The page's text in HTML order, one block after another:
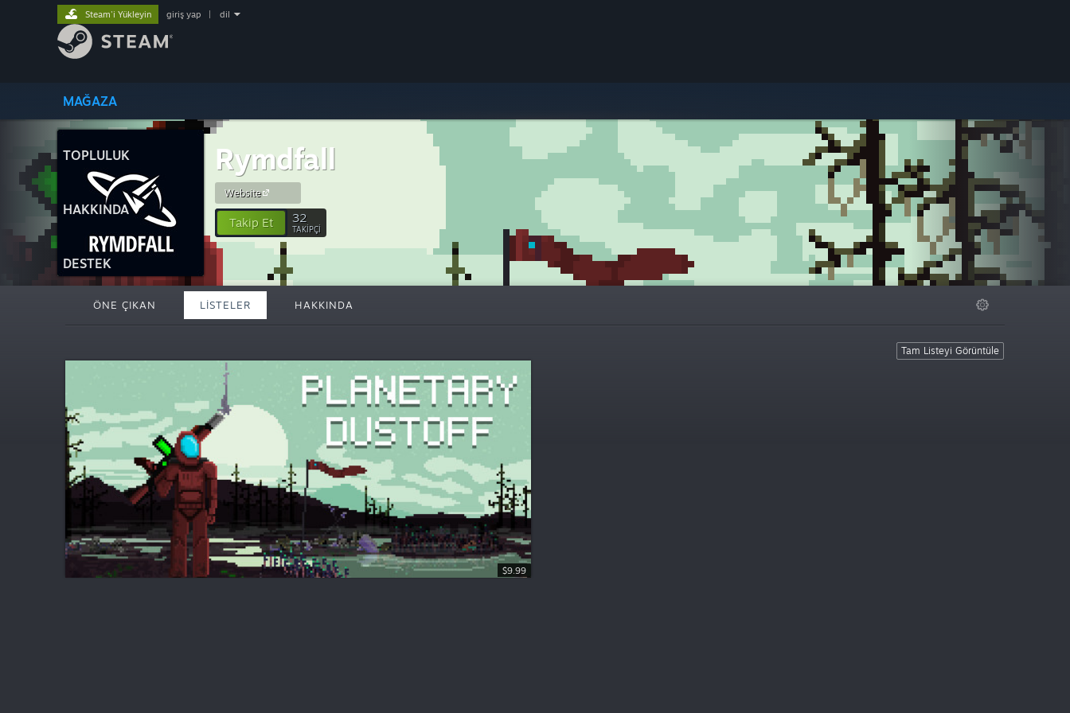
MAĞAZA
TOPLULUK
HAKKINDA
DESTEK
Steam'i Yükleyin giriş yap dil
Rymdfall
Website
Takip Et 32
TAKIPÇI
ÖNE ÇIKAN LISTELER HAKKINDA
Tam Listeyi Görüntüle
$9.99